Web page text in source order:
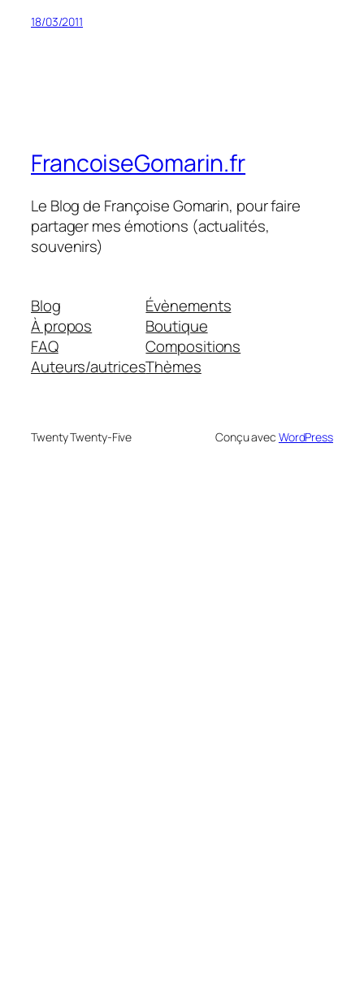
18/03/2011
FrancoiseGomarin.fr
Le Blog de Françoise Gomarin, pour faire
partager mes émotions (actualités,
souvenirs)
Blog
À propos
FAQ
Auteurs/autrices
Évènements
Boutique
Compositions
Thèmes
Twenty Twenty-Five Conçu avec WordPress